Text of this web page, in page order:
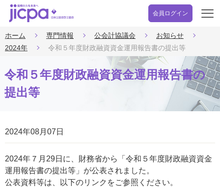
会員ログイン
開
ホーム 専門情報 公会計協議会
お知らせ
2024年
令和５年度財政融資資金運用報告書の提出等
令和５年度財政融資資金運用報告書の
提出等
2024年08月07日
2024年７月29日に、財務省から「令和５年度財政融資資金
運用報告書の提出等」が公表されました。
公表資料等は、以下のリンクをご参照ください。